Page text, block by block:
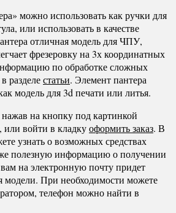
можно использовать как ручки для
или использовать в качестве
отличная модель для ЧПУ,
фрезеровку на 3х координатных
по обработке сложных
разделестатьи. Элемент пантера
модель для 3d печати или литья.
на кнопку под картинкой
или войти в кладкуоформить заказ. В
узнать о возможных средствах
полезную информацию о получении
на электронную почту придет
модели. При необходимости можете
телефон можно найти в